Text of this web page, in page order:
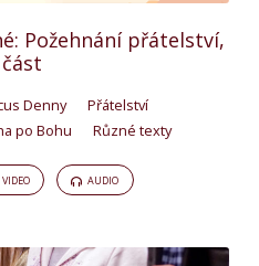
Požehnání přátelství,
část
Denny
Přátelství
po Bohu
Různé texty
VIDEO AUDIO